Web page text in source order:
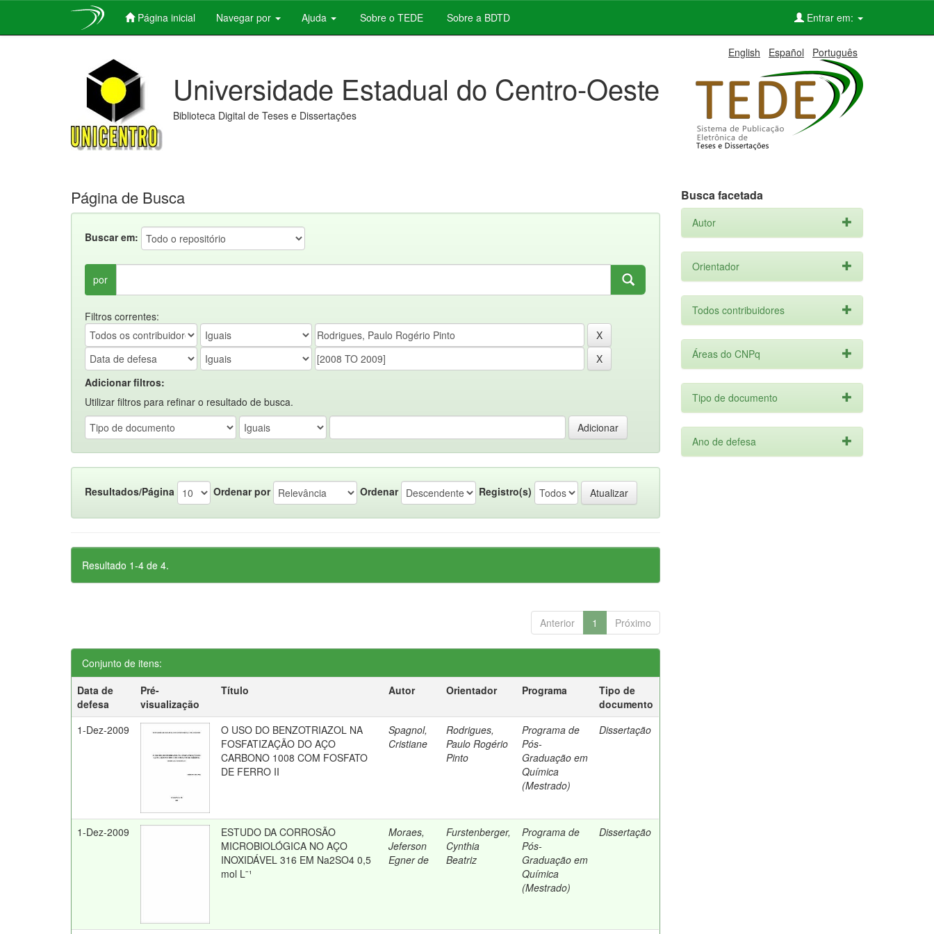
Página inicial Navegar por Ajuda Sobre o TEDE Sobre a BDTD Entrar em:
English Español Português
Universidade Estadual do Centro-Oeste
Biblioteca Digital de Teses e Dissertações
Página de Busca
Buscar em:
por
Filtros correntes:
Adicionar filtros:
Utilizar filtros para refinar o resultado de busca.
Resultados/Página Ordenar por Ordenar Registro(s)
Resultado 1-4 de 4.
Anterior 1 Próximo
Conjunto de itens:
Data de
defesa
Pré-
visualização
Título Autor Orientador Programa
Tipo de
documento
1-Dez-2009
O USO DO BENZOTRIAZOL NA
FOSFATIZAÇÃO DO AÇO
CARBONO 1008 COM FOSFATO
DE FERRO II
Spagnol,
Cristiane
Rodrigues,
Paulo Rogério
Pinto
Programa de
Pós-
Graduação em
Química
(Mestrado)
Dissertação
1-Dez-2009
ESTUDO DA CORROSÃO
MICROBIOLÓGICA NO AÇO
INOXIDÁVEL 316 EM Na2SO4 0,5
mol Lˉ¹
Moraes,
Jeferson
Egner de
Furstenberger,
Cynthia
Beatriz
Programa de
Pós-
Graduação em
Química
(Mestrado)
Dissertação
Busca facetada
Autor
Orientador
Todos contribuidores
Áreas do CNPq
Tipo de documento
Ano de defesa